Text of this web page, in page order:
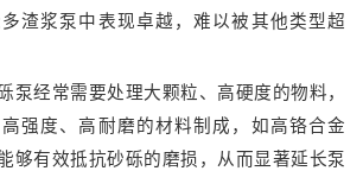
渣浆泵中表现卓越，难以被其他类型超
泵经常需要处理大颗粒、高硬度的物料，
强度、高耐磨的材料制成，如高铬合金
够有效抵抗砂砾的磨损，从而显著延长泵